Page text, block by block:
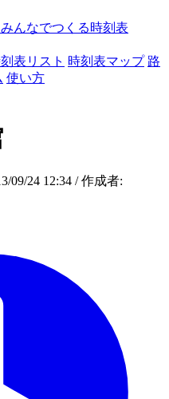
んなでつくる時刻表
表リスト 時刻表マップ 路
使い方
09/24 12:34 / 作成者: